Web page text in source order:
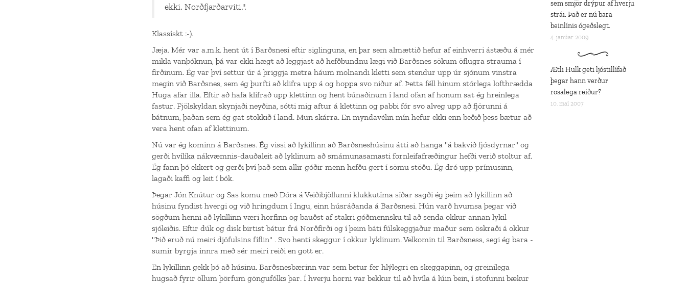
ekki. Norðfjarðarviti.".
Klassískt :-).
Jæja. Mér var a.m.k. hent út í Barðsnesi eftir siglinguna, en þar sem almættið hefur af einhverri ástæðu á mér
mikla vanþóknun, þá var ekki hægt að leggjast að hefðbundnu lægi við Barðsnes sökum öflugra strauma í
firðinum. Ég var því settur úr á þriggja metra háum molnandi kletti sem stendur upp úr sjónum vinstra
megin við Barðsnes, sem ég þurfti að klifra upp á og hoppa svo niður af. Þetta féll hinum stórlega lofthrædda
Huga afar illa. Eftir að hafa klifrað upp klettinn og hent búnaðinum í land ofan af honum sat ég hreinlega
fastur. Fjölskyldan skynjaði neyðina, sótti mig aftur á klettinn og pabbi fór svo alveg upp að fjörunni á
bátnum, þaðan sem ég gat stokkið í land. Mun skárra. En myndavélin mín hefur ekki enn beðið þess bætur að
vera hent ofan af klettinum.
Nú var ég kominn á Barðsnes. Ég vissi að lykillinn að Barðsneshúsinu átti að hanga "á bakvið fjósdyrnar" og
gerði hvílíka nákvæmnis-dauðaleit að lyklinum að smámunasamasti fornleifafræðingur hefði verið stoltur af.
Ég fann þó ekkert og gerði því það sem allir góðir menn hefðu gert í sömu stöðu. Ég dró upp prímusinn,
lagaði kaffi og leit í bók.
Þegar Jón Knútur og Sas komu með Dóra á Veiðibjöllunni klukkutíma síðar sagði ég þeim að lykillinn að
húsinu fyndist hvergi og við hringdum í Ingu, einn húsráðanda á Barðsnesi. Hún varð hvumsa þegar við
sögðum henni að lykillinn væri horfinn og bauðst af stakri góðmennsku til að senda okkur annan lykil
sjóleiðis. Eftir dúk og disk birtist bátur frá Norðfirði og í þeim báti fúlskeggjaður maður sem öskraði á okkur
"Þið eruð nú meiri djöfulsins fíflin" . Svo henti skeggur í okkur lyklinum. Velkomin til Barðsness, segi ég bara -
sumir byrgja innra með sér meiri reiði en gott er.
En lykillinn gekk þó að húsinu. Barðsnesbærinn var sem betur fer hlýlegri en skeggapinn, og greinilega
hugsað fyrir öllum þörfum göngufólks þar. Í hverju horni var bekkur til að hvíla á lúin bein, í stofunni bækur
sem smjör drýpur af hverju
strái. Það er nú bara
beinlínis ógeðslegt.
4. janúar 2009
Ætli Hulk geti ljóstillífað
þegar hann verður
rosalega reiður?
10. maí 2007